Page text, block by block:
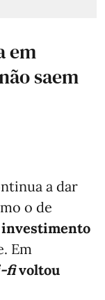
em
saem
a dar
o de
investimento
Em
fivoltou